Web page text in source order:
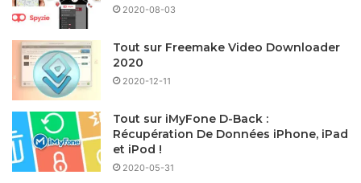
2020-08-03
Tout sur Freemake Video Downloader
2020
2020-12-11
Tout sur iMyFone D-Back :
Récupération De Données iPhone, iPad
et iPod !
2020-05-31